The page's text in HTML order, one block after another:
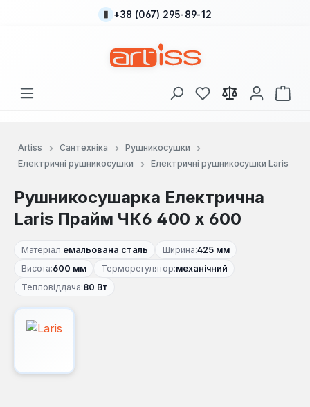
Перейти до основного вмісту
+38 (067) 295-89-12
У вас є 0 у списку
Artiss Сантехніка
Рушникосушки
Електричні рушникосушки
Електричні рушникосушки Laris
Рушникосушарка Електрична
Laris Прайм ЧК6 400 х 600
Матеріал:емальована сталь Ширина:425 мм
Висота:600 мм Терморегулятор:механічний
Тепловіддача:80 Вт